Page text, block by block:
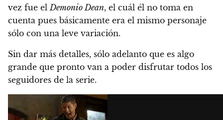
vez fue el Demonio Dean, el cuál él no toma en
cuenta pues básicamente era el mismo personaje
sólo con una leve variación.
Sin dar más detalles, sólo adelanto que es algo
grande que pronto van a poder disfrutar todos los
seguidores de la serie.